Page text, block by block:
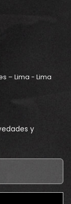
– Lima - Lima
y